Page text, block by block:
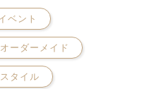
ベント
オーダーメイド
タイル